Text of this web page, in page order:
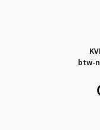
btw-